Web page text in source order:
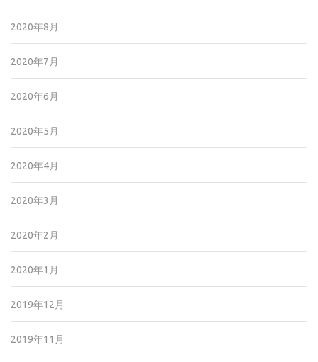
2020年8月
2020年7月
2020年6月
2020年5月
2020年4月
2020年3月
2020年2月
2020年1月
2019年12月
2019年11月